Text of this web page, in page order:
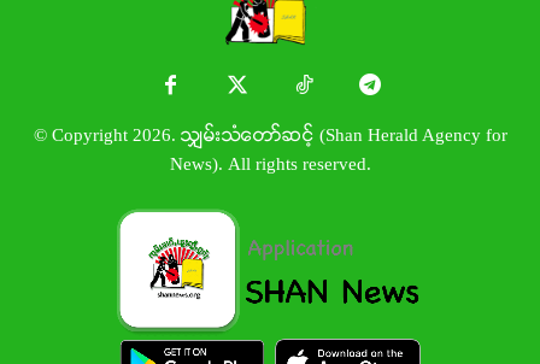
© Copyright 2026. သျှမ်းသံတော်ဆင့် (Shan Herald Agency for
News). All rights reserved.